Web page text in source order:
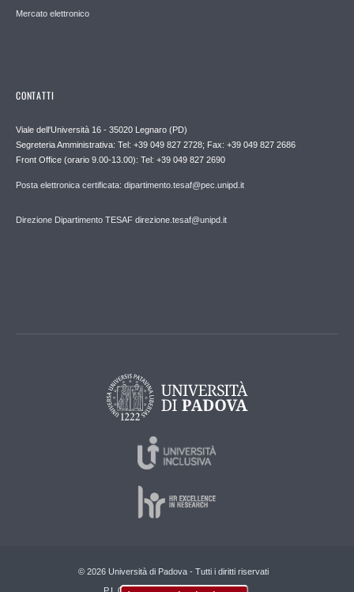
Mercato elettronico
CONTATTI
Viale dell'Università 16 - 35020 Legnaro (PD)
Segreteria Amministrativa: Tel: +39 049 827 2728; Fax: +39 049 827 2686
Front Office (orario 9.00-13.00): Tel: +39 049 827 2690
Posta elettronica certificata: dipartimento.tesaf@pec.unipd.it
Direzione Dipartimento TESAF direzione.tesaf@unipd.it
© 2026 Università di Padova - Tutti i diritti riservati